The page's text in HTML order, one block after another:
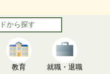
から探す
教育 就職・退職